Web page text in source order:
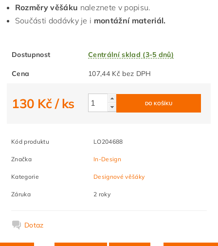
Rozměry věšáku naleznete v popisu.
Součásti dodávky je i montážní materiál.
Dostupnost Centrální sklad (3-5 dnů)
Cena 107,44 Kč bez DPH
130 Kč/ ks
Kód produktu LO204688
Značka In-Design
Kategorie Designové věšáky
Záruka 2 roky
Dotaz